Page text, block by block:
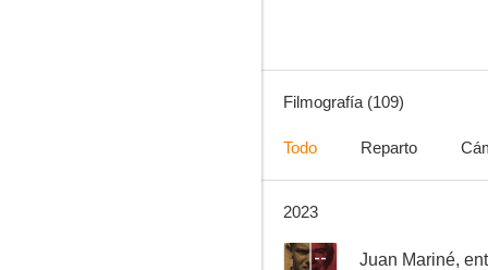
Vacaciones para Ivette
7.8
Filmografía (109)
Todo Reparto
2023
-- Juan Mariné,